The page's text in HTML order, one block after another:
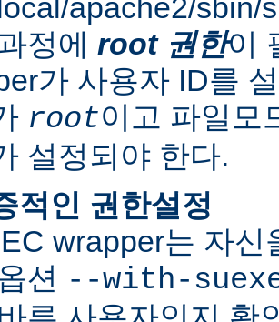
apache2/sbin/
정에 root 권한이
가 사용자 ID를
root이고 파일모
설정되야 한다.
적인 권한설정
wrapper는 자신
션 --with-